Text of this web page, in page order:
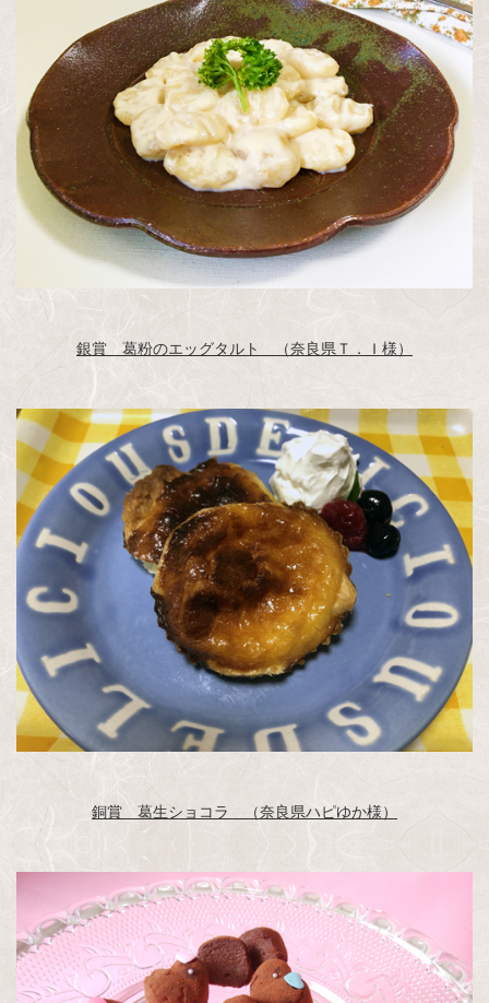
銀賞 葛粉のエッグタルト （奈良県Ｔ．Ｉ様）
銅賞 葛生ショコラ （奈良県ハピゆか様）